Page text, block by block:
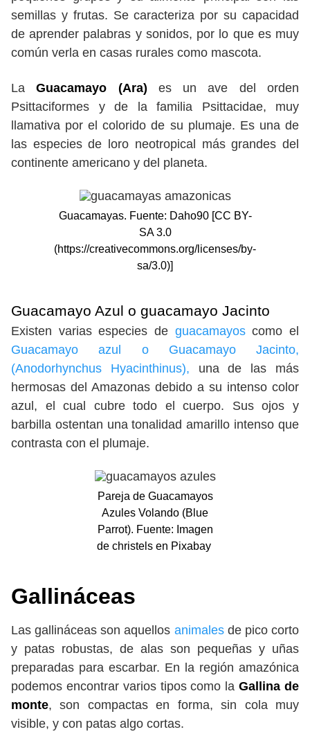
semillas y frutas. Se caracteriza por su capacidad
de aprender palabras y sonidos, por lo que es muy
común verla en casas rurales como mascota.
LaGuacamayo (Ara) es un ave del orden
Psittaciformes y de la familia Psittacidae, muy
llamativa por el colorido de su plumaje. Es una de
las especies de loro neotropical más grandes del
continente americano y del planeta.
Guacamayas. Fuente: Daho90 [CC BY-
SA 3.0
(https://creativecommons.org/licenses/by-
sa/3.0)]
Guacamayo Azul o guacamayo Jacinto
Existen varias especies de guacamayoscomo el
Guacamayo azul o Guacamayo Jacinto,
(Anodorhynchus Hyacinthinus), una de las más
hermosas del Amazonas debido a su intenso color
azul, el cual cubre todo el cuerpo. Sus ojos y
barbilla ostentan una tonalidad amarillo intenso que
contrasta con el plumaje.
Pareja de Guacamayos
Azules Volando (Blue
Parrot). Fuente: Imagen
de christels en Pixabay
Gallináceas
Las gallináceas son aquellos animalesde pico corto
y patas robustas, de alas son pequeñas y uñas
preparadas para escarbar. En la región amazónica
podemos encontrar varios tipos como laGallina de
monte, son compactas en forma, sin cola muy
visible, y con patas algo cortas.